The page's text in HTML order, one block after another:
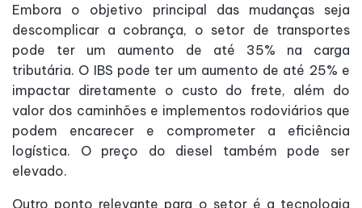
Embora o objetivo principal das mudanças seja
descomplicar a cobrança, o setor de transportes
pode ter um aumento de até 35% na carga
tributária. O IBS pode ter um aumento de até 25% e
impactar diretamente o custo do frete, além do
valor dos caminhões e implementos rodoviários que
podem encarecer e comprometer a eficiência
logística. O preço do diesel também pode ser
elevado.
Outro ponto relevante para o setor é a tecnologia